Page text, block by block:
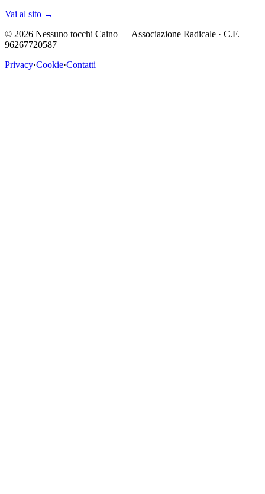
Vai al sito →
© 2026 Nessuno tocchi Caino — Associazione Radicale · C.F.
96267720587
Privacy·Cookie·Contatti